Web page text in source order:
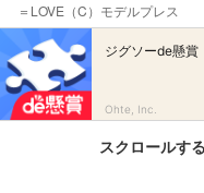
＝LOVE（C）モデルプレス
ジグソーde懸賞
Ohte, Inc.
スクロールす